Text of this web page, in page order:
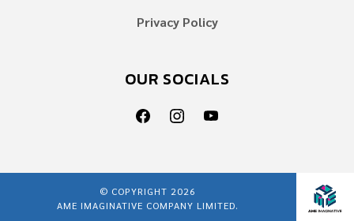
Privacy Policy
OUR SOCIALS
© COPYRIGHT 2026
AME IMAGINATIVE COMPANY LIMITED.